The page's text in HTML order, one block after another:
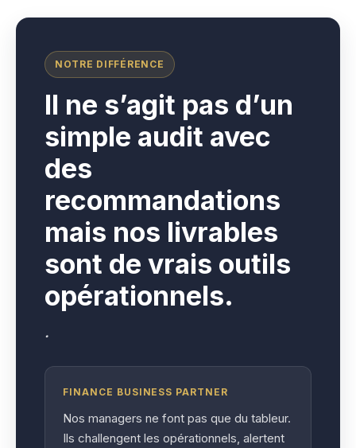
NOTRE DIFFÉRENCE
Il ne s’agit pas d’un
simple audit avec
des
recommandations
mais nos livrables
sont de vrais outils
opérationnels.
.
FINANCE BUSINESS PARTNER
Nos managers ne font pas que du tableur.
Ils challengent les opérationnels, alertent